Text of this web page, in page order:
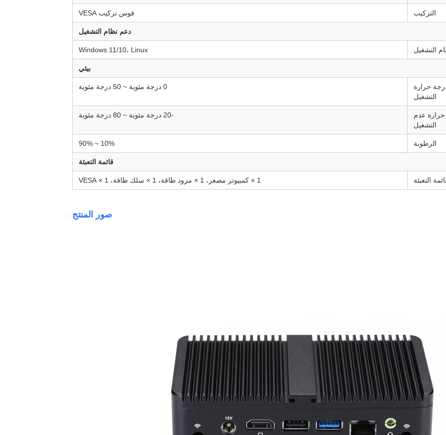
التركيب قوس تركيب VESA
دعم نظام التشغيل
التشغيل Windows 11/10، Linux
بيئي
حرارة
التشغيل
0 درجة مئوية ~ 50 درجة مئوية
عدم
التشغيل
-20 درجة مئوية ~ 80 درجة مئوية
الرطوبة 10% ~ 90%
قائمة التعبئة
التعبئة 1 × كمبيوتر مصغر، 1 × مزود طاقة، 1 × سلك طاقة، 1 × VESA
صور المنتج